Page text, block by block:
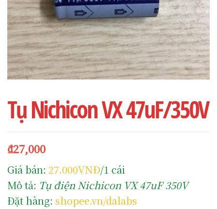
Tụ Nichicon VX 47uF/350V
₫27,000
Giá bán: 27.000VNĐ/1 cái
Mô tả: Tụ điện Nichicon VX 47uF 350V
Đặt hàng: shopee.vn/dalabs